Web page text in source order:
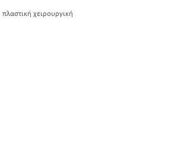
πλαστική χειρουργική